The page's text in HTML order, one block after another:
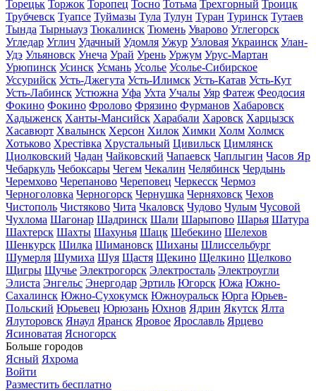
Торецьк Торжок Торопец Тосно Тотьма Трехгорный Троицк
Трубчевск Туапсе Туймазы Тула Тулун Туран Туринск Тутаев
Тында Тырныауз Тюкалинск Тюмень Уварово Углегорск
Угледар Углич Удачный Удомля Ужур Узловая Украинск Улан-
Удэ Ульяновск Унеча Урай Урень Уржум Урус-Мартан
Урюпинск Усинск Усмань Усолье Усолье-Сибирское
Уссурийск Усть-Джегута Усть-Илимск Усть-Катав Усть-Кут
Усть-Лабинск Устюжна Уфа Ухта Учалы Уяр Фатеж Феодосия
Фокино Фокино Фролово Фрязино Фурманов Хабаровск
Хадыженск Ханты-Мансийск Харабали Харовск Харцызск
Хасавюрт Хвалынск Херсон Хилок Химки Холм Холмск
Хотьково Хрестівка Хрустальный Цивильск Цимлянск
Циолковский Чадан Чайковский Чапаевск Чаплыгин Часов Яр
Чебаркуль Чебоксары Чегем Чекалин Челябинск Чердынь
Черемхово Черепаново Череповец Черкесск Чермоз
Черноголовка Черногорск Чернушка Черняховск Чехов
Чистополь Чистяково Чита Чкаловск Чудово Чулым Чусовой
Чухлома Шагонар Шадринск Шали Шарыпово Шарья Шатура
Шахтерск Шахты Шахунья Шацк Шебекино Шелехов
Шенкурск Шилка Шимановск Шиханы Шлиссельбург
Шумерля Шумиха Шуя Щастя Щекино Щелкино Щелково
Щигры Щучье Электрогорск Электросталь Электроугли
Элиста Энгельс Энергодар Эртиль Югорск Южа Южно-
Сахалинск Южно-Сухокумск Южноуральск Юрга Юрьев-
Польский Юрьевец Юрюзань Юхнов Ядрин Якутск Ялта
Ялуторовск Янаул Яранск Яровое Ярославль Ярцево
Ясиноватая Ясногорск
Больше городов
Ясный Яхрома
Войти
Разместить бесплатно